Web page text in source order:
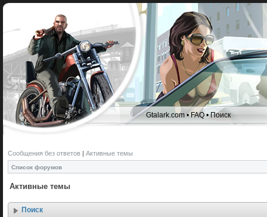
Gtalark.com •FAQ•Поиск
Сообщения без ответов | Активные темы
Список форумов
Активные темы
Поиск